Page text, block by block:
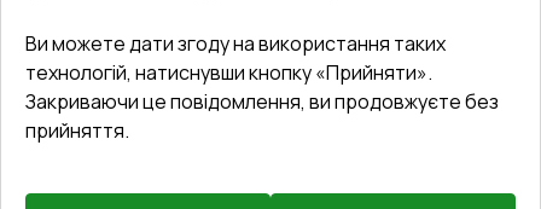
Ви можете дати згоду на використання таких
технологій, натиснувши кнопку «Прийняти».
Закриваючи це повідомлення, ви продовжуєте без
прийняття.